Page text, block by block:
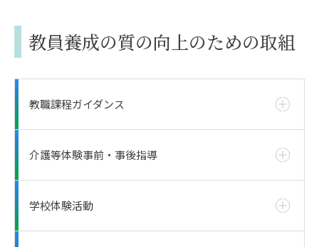
教員養成の質の向上のための取組
教職課程ガイダンス
介護等体験事前・事後指導
学校体験活動